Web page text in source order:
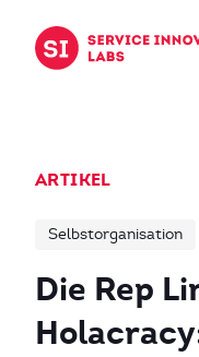
ARTIKEL
Selbstorganisation
Die Rep